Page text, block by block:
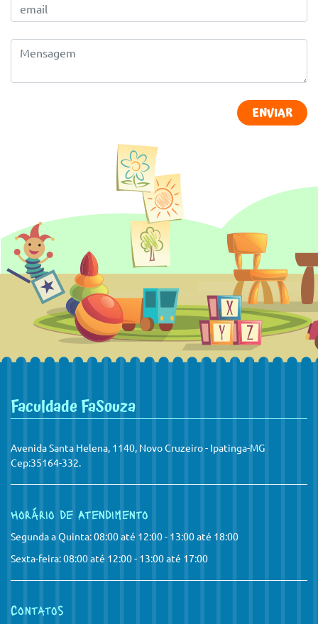
ENVIAR
Faculdade FaSouza
Avenida Santa Helena, 1140, Novo Cruzeiro - Ipatinga-MG
Cep:35164-332.
Horário de Atendimento
Segunda a Quinta: 08:00 até 12:00 - 13:00 até 18:00
Sexta-feira: 08:00 até 12:00 - 13:00 até 17:00
Contatos